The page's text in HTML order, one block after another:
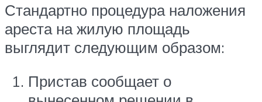
Стандартно процедура наложения
ареста на жилую площадь
выглядит следующим образом:
Пристав сообщает о